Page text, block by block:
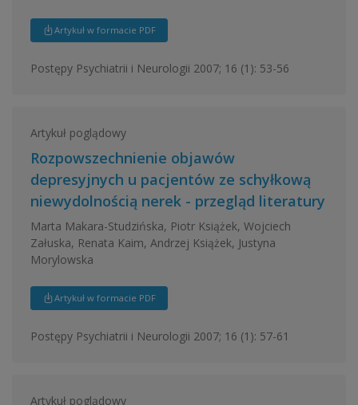
Artykuł w formacie PDF
Postępy Psychiatrii i Neurologii 2007; 16 (1): 53-56
Artykuł poglądowy
Rozpowszechnienie objawów
depresyjnych u pacjentów ze schyłkową
niewydolnością nerek - przegląd literatury
Marta Makara-Studzińska, Piotr Książek, Wojciech
Załuska, Renata Kaim, Andrzej Książek, Justyna
Morylowska
Artykuł w formacie PDF
Postępy Psychiatrii i Neurologii 2007; 16 (1): 57-61
Artykuł poglądowy